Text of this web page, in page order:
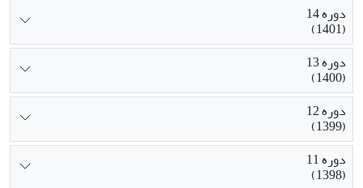
دوره 14
(1401)
دوره 13
(1400)
دوره 12
(1399)
دوره 11
(1398)